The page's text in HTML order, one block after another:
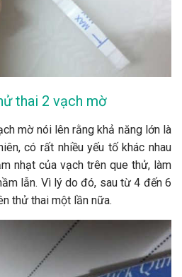
thai 2 vạch mờ
mờ nói lên rằng khả năng lớn là
có rất nhiều yếu tố khác nhau
nhạt của vạch trên que thử, làm
lẫn. Vì lý do đó, sau từ 4 đến 6
thử thai một lần nữa.